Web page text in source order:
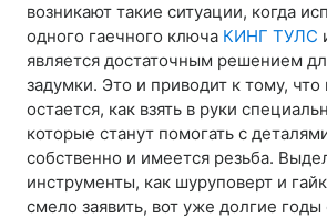
возникают такие ситуации, когда
одного гаечного ключа КИНГ ТУЛС
является достаточным решением
задумки. Это и приводит к тому, что
остается, как взять в руки
которые станут помогать с
собственно и имеется резьба.
инструменты, как шуруповерт и
смело заявить, вот уже долгие